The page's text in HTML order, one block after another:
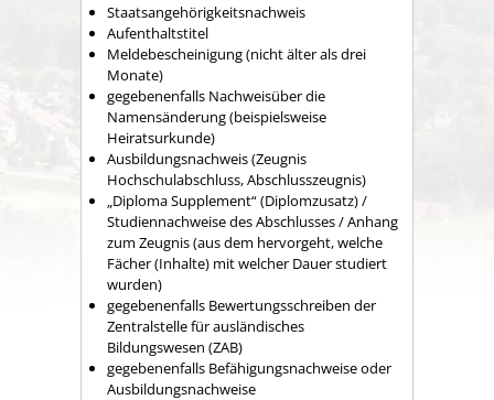
Staatsangehörigkeitsnachweis
Aufenthaltstitel
Meldebescheinigung (nicht älter als drei
Monate)
gegebenenfalls Nachweisüber die
Namensänderung (beispielsweise
Heiratsurkunde)
Ausbildungsnachweis (Zeugnis
Hochschulabschluss, Abschlusszeugnis)
„Diploma Supplement“ (Diplomzusatz) /
Studiennachweise des Abschlusses / Anhang
zum Zeugnis (aus dem hervorgeht, welche
Fächer (Inhalte) mit welcher Dauer studiert
wurden)
gegebenenfalls Bewertungsschreiben der
Zentralstelle für ausländisches
Bildungswesen (ZAB)
gegebenenfalls Befähigungsnachweise oder
Ausbildungsnachweise